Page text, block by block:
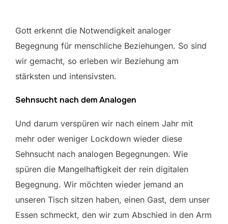
Gott erkennt die Notwendigkeit analoger
Begegnung für menschliche Beziehungen. So sind
wir gemacht, so erleben wir Beziehung am
stärksten und intensivsten.
Sehnsucht nach dem Analogen
Und darum verspüren wir nach einem Jahr mit
mehr oder weniger Lockdown wieder diese
Sehnsucht nach analogen Begegnungen. Wie
spüren die Mangelhaftigkeit der rein digitalen
Begegnung. Wir möchten wieder jemand an
unseren Tisch sitzen haben, einen Gast, dem unser
Essen schmeckt, den wir zum Abschied in den Arm